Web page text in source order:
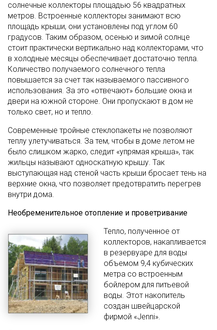
солнечные коллекторы площадью 56 квадратных
метров. Встроенные коллекторы занимают всю
площадь крыши, они установлены под углом 60
градусов. Таким образом, осенью и зимой солнце
стоит практически вертикально над коллекторами, что
в холодные месяцы обеспечивает достаточно тепла.
Количество получаемого солнечного тепла
повышается за счет так называемого пассивного
использования. За это «отвечают» большие окна и
двери на южной стороне. Они пропускают в дом не
только свет, но и тепло.
Современные тройные стеклопакеты не позволяют
теплу улетучиваться. За тем, чтобы в доме летом не
было слишком жарко, следит «упрямая крыша», так
жильцы называют односкатную крышу. Так
выступающая над стеной часть крыши бросает тень на
верхние окна, что позволяет предотвратить перегрев
внутри дома.
Необременительное отопление и проветривание
Тепло, полученное от
коллекторов, накапливается
в резервуаре для воды
объемом 9,4 кубических
метра со встроенным
бойлером для питьевой
воды. Этот накопитель
создан швейцарской
фирмой «Jenni».